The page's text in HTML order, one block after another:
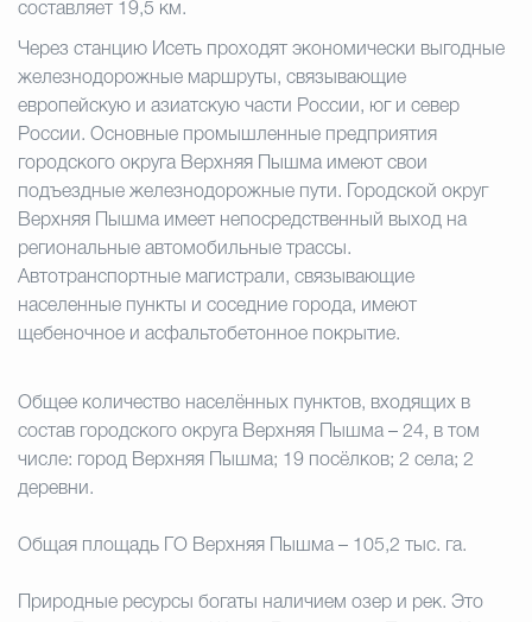
составляет 19,5 км.
Через станцию Исеть проходят экономически выгодные
железнодорожные маршруты, связывающие
европейскую и азиатскую части России, юг и север
России. Основные промышленные предприятия
городского округа Верхняя Пышма имеют свои
подъездные железнодорожные пути. Городской округ
Верхняя Пышма имеет непосредственный выход на
региональные автомобильные трассы.
Автотранспортные магистрали, связывающие
населенные пункты и соседние города, имеют
щебеночное и асфальтобетонное покрытие.
Общее количество населённых пунктов, входящих в
состав городского округа Верхняя Пышма – 24, в том
числе: город Верхняя Пышма; 19 посёлков; 2 села; 2
деревни.
Общая площадь ГО Верхняя Пышма – 105,2 тыс. га.
Природные ресурсы богаты наличием озер и рек. Это